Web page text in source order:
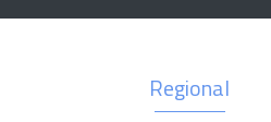
Regional